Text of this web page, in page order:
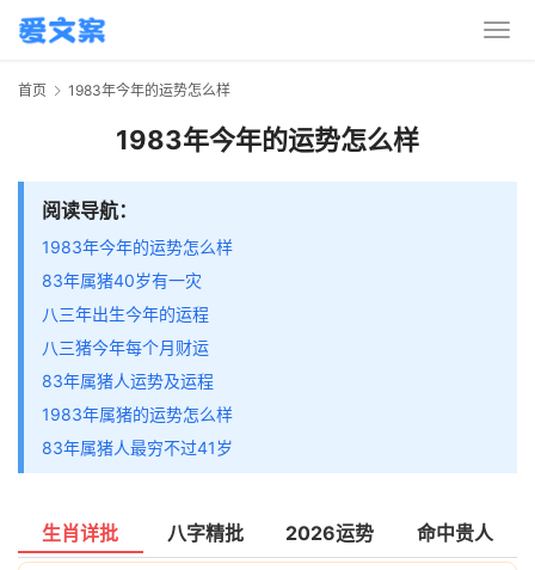
首页 1983年今年的运势怎么样
1983年今年的运势怎么样
阅读导航：
1983年今年的运势怎么样
83年属猪40岁有一灾
八三年出生今年的运程
八三猪今年每个月财运
83年属猪人运势及运程
1983年属猪的运势怎么样
83年属猪人最穷不过41岁
生肖详批 八字精批 2026运势 命中贵人